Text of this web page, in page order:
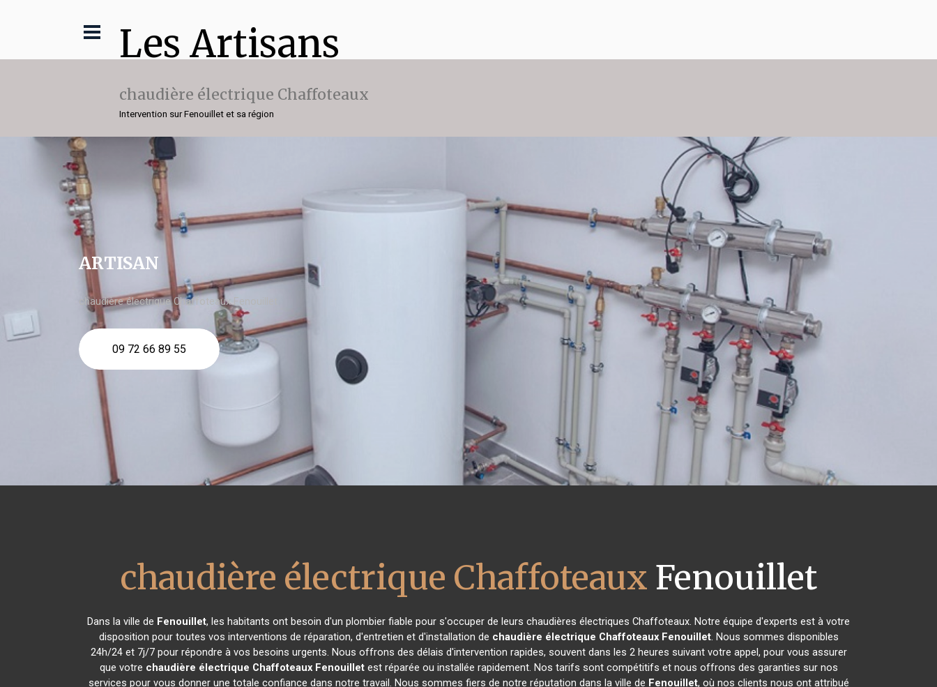
Les Artisans
chaudière électrique Chaffoteaux
Intervention sur Fenouillet et sa région
ARTISAN
chaudière électrique Chaffoteaux Fenouillet
09 72 66 89 55
chaudière électrique Chaffoteaux Fenouillet
Dans la ville de Fenouillet, les habitants ont besoin d'un plombier fiable pour s'occuper de leurs chaudières électriques Chaffoteaux. Notre équipe d'experts est à votre
disposition pour toutes vos interventions de réparation, d'entretien et d'installation de chaudière électrique Chaffoteaux Fenouillet. Nous sommes disponibles
24h/24 et 7j/7 pour répondre à vos besoins urgents. Nous offrons des délais d'intervention rapides, souvent dans les 2 heures suivant votre appel, pour vous assurer
que votre chaudière électrique Chaffoteaux Fenouilletest réparée ou installée rapidement. Nos tarifs sont compétitifs et nous offrons des garanties sur nos
services pour vous donner une totale confiance dans notre travail. Nous sommes fiers de notre réputation dans la ville de Fenouillet, où nos clients nous ont attribué